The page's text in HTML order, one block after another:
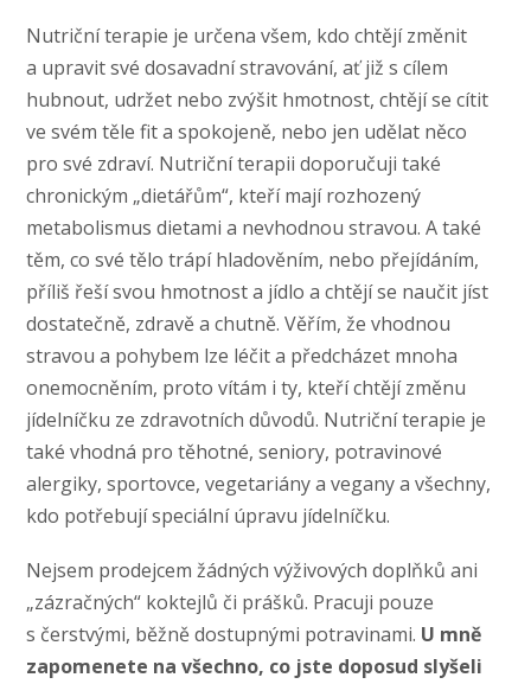
Nutriční terapie je určena všem, kdo chtějí změnit
a upravit své dosavadní stravování, ať již s cílem
hubnout, udržet nebo zvýšit hmotnost, chtějí se cítit
ve svém těle fit a spokojeně, nebo jen udělat něco
pro své zdraví. Nutriční terapii doporučuji také
chronickým „dietářům“, kteří mají rozhozený
metabolismus dietami a nevhodnou stravou. A také
těm, co své tělo trápí hladověním, nebo přejídáním,
příliš řeší svou hmotnost a jídlo a chtějí se naučit jíst
dostatečně, zdravě a chutně. Věřím, že vhodnou
stravou a pohybem lze léčit a předcházet mnoha
onemocněním, proto vítám i ty, kteří chtějí změnu
jídelníčku ze zdravotních důvodů. Nutriční terapie je
také vhodná pro těhotné, seniory, potravinové
alergiky, sportovce, vegetariány a vegany a všechny,
kdo potřebují speciální úpravu jídelníčku.
Nejsem prodejcem žádných výživových doplňků ani
„zázračných“ koktejlů či prášků. Pracuji pouze
s čerstvými, běžně dostupnými potravinami. U mně
zapomenete na všechno, co jste doposud slyšeli